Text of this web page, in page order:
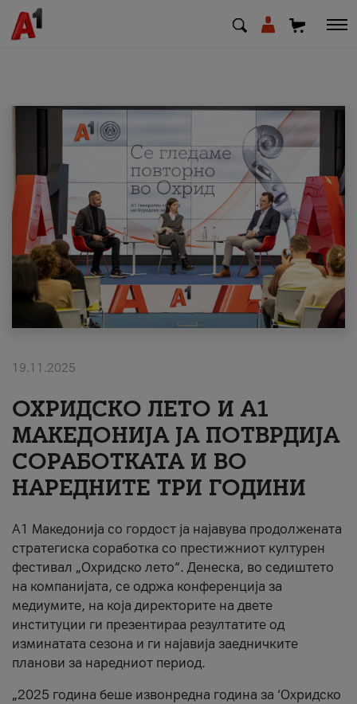
МК SQ
Приватни Деловни
Поддршка
Надополни кредит
#ПодобарОнлајн
19.11.2025
ОХРИДСКО ЛЕТО И A1
МАКЕДОНИЈА ЈА ПОТВРДИЈА
СОРАБОТКАТА И ВО
НАРЕДНИТЕ ТРИ ГОДИНИ
A1 Македонија со гордост ја најавува продолжената
стратегиска соработка со престижниот културен
фестивал „Охридско лето“. Денеска, во седиштето
на компанијата, се одржа конференција за
медиумите, на која директорите на двете
институции ги презентираа резултатите од
изминатата сезона и ги најавија заедничките
планови за наредниот период.
„2025 година беше извонредна година за ‘Охридско